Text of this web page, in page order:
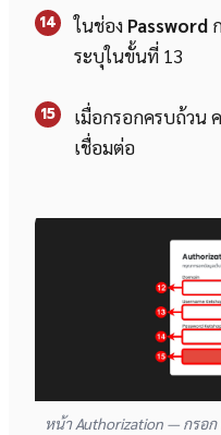
14 ในช่อง Password
ระบุในขั้นที่ 13
15 เมื่อกรอกครบถ้วน
เชื่อมต่อ
หน้า Authorization — กรอก